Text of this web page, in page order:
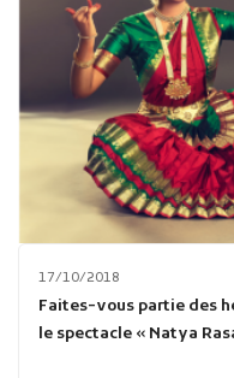
17/10/2018
Faites-vous partie des
le spectacle « Natya